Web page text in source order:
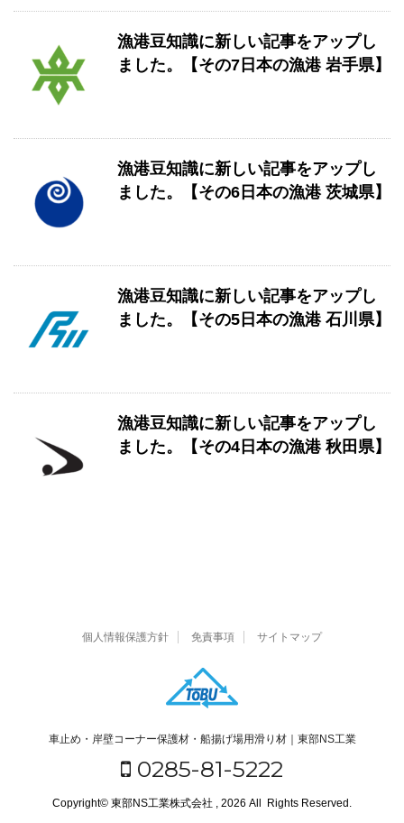
漁港豆知識に新しい記事をアップし
ました。【その7日本の漁港 岩手県】
漁港豆知識に新しい記事をアップし
ました。【その6日本の漁港 茨城県】
漁港豆知識に新しい記事をアップし
ました。【その5日本の漁港 石川県】
漁港豆知識に新しい記事をアップし
ました。【その4日本の漁港 秋田県】
個人情報保護方針 免責事項 サイトマップ
車止め・岸壁コーナー保護材・船揚げ場用滑り材｜東部NS工業
0285-81-5222
Copyright© 東部NS工業株式会社 , 2026 All Rights Reserved.